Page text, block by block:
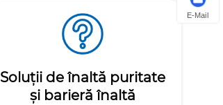
Soluții de înaltă puritate
și barieră înaltă
E-Mail